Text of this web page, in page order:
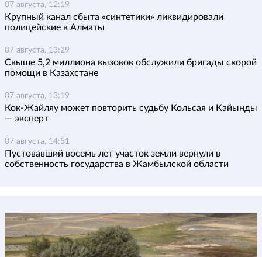
07 августа, 12:19
Крупный канал сбыта «синтетики» ликвидировали
полицейские в Алматы
07 августа, 13:29
Свыше 5,2 миллиона вызовов обслужили бригады скорой
помощи в Казахстане
07 августа, 13:19
Кок-Жайляу может повторить судьбу Кольсая и Кайынды
— эксперт
07 августа, 14:51
Пустовавший восемь лет участок земли вернули в
собственность государства в Жамбылской области